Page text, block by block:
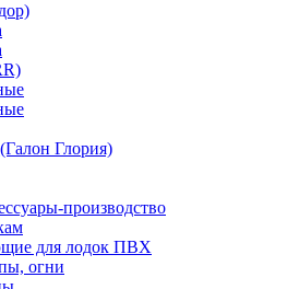
Глория)
производство
для лодок ПВХ
огни